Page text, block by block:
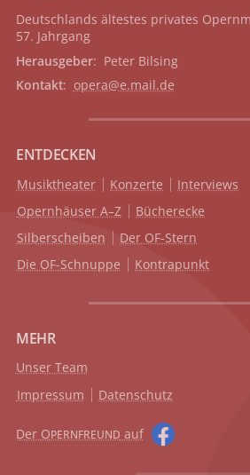
Deutschlands ältestes privates
57. Jahrgang
Herausgeber: Peter Bilsing
Kontakt: opera@e.mail.de
ENTDECKEN
Musiktheater Konzerte
Interviews
Opernhäuser A–Z
Bücherecke
Silberscheiben
Der OF-Stern
Die OF-Schnuppe
Kontrapunkt
MEHR
Unser Team
Impressum
Datenschutz
Der OPERNFREUND auf